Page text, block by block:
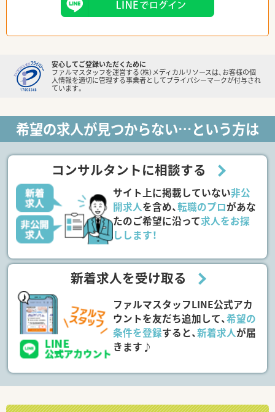
安心してご登録いただくために
ファルマスタッフを運営する（株）メディカルリソースは、お客様の個
人情報を適切に管理する事業者としてプライバシーマークが付与され
ています。
希望の求人が見つからない…という方は
コンサルタントに相談する
サイト上に掲載していない非公
開求人を含め、転職のプロがあな
たのご希望に沿って求人をお探
しします！
新着求人を受け取る
ファルマスタッフLINE公式アカ
ウントを友だち追加して、希望の
条件を登録すると、新着求人が届
きます♪